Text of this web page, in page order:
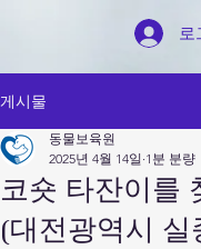
로
게시물
코숏 타잔이를
(대전광역시
동물보육원
2025년 4월 14일 1분 분량